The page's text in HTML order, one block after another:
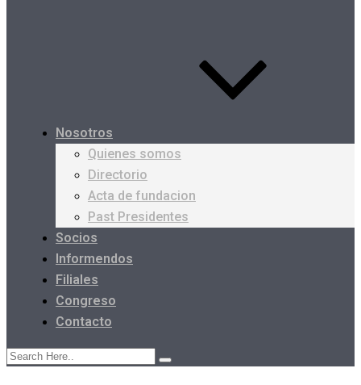
Nosotros
Quienes somos
Directorio
Acta de fundacion
Past Presidentes
Socios
Informendos
Filiales
Congreso
Contacto